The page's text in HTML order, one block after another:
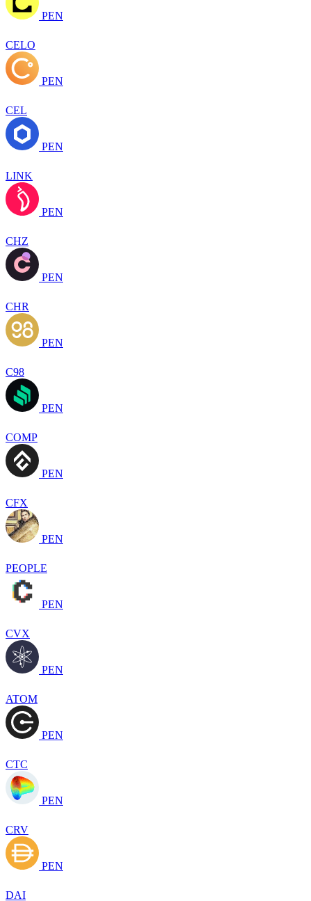
PEN
CELO
PEN
CEL
PEN
LINK
PEN
CHZ
PEN
CHR
PEN
C98
PEN
COMP
PEN
CFX
PEN
PEOPLE
PEN
CVX
PEN
ATOM
PEN
CTC
PEN
CRV
PEN
DAI